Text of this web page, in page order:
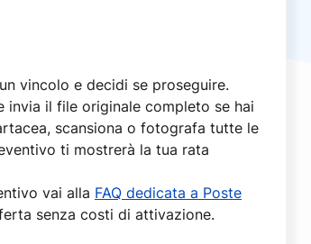
vincolo e decidi se proseguire.
il file originale completo se hai
scansiona o fotografa tutte le
ti mostrerà la tua rata
vai alla FAQ dedicata a Poste
senza costi di attivazione.